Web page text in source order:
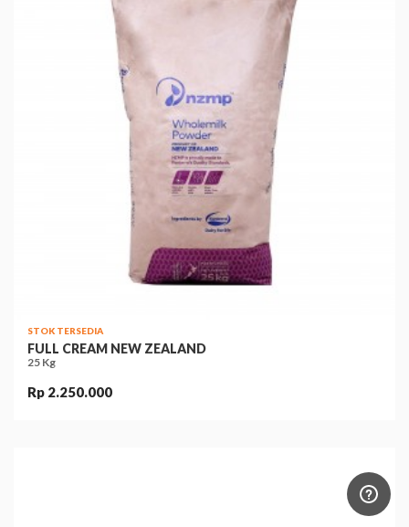
STOK TERSEDIA
FULL CREAM NEW ZEALAND
25 Kg
Rp 2.250.000